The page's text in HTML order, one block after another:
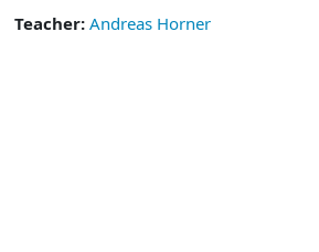
Teacher: Andreas Horner